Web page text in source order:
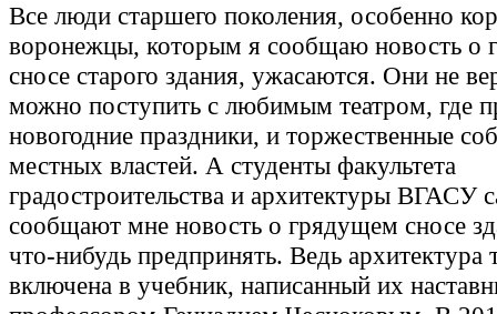
Все люди старшего поколения, особенно
воронежцы, которым я сообщаю новость о
сносе старого здания, ужасаются. Они не
можно поступить с любимым театром, где
новогодние праздники, и торжественные
местных властей. А студенты факультета
градостроительства и архитектуры ВГАСУ
сообщают мне новость о грядущем сносе
что-нибудь предпринять. Ведь архитектура
включена в учебник, написанный их